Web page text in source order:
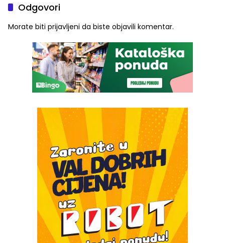
Odgovori
Morate biti prijavljeni da biste objavili komentar.